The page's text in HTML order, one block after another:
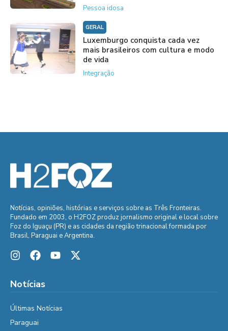
Pessoa idosa
GERAL
Luxemburgo conquista cada vez
mais brasileiros com cultura e modo
de vida
Integração
Notícias, opiniões, histórias e serviços sobre as Três Fronteiras.
Fundado em 2003, o H2FOZ produz jornalismo original e local sobre
Foz do Iguaçu (PR) e as cidades da região trinacional formada por
Brasil, Paraguai e Argentina.
Notícias
Últimas Notícias
Paraguai